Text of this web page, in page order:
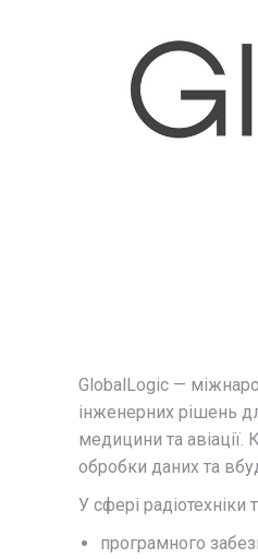
GlobalLogic —
інженерних рішень
медицини та авіації.
обробки даних та
У сфері радіотехніки
програмного